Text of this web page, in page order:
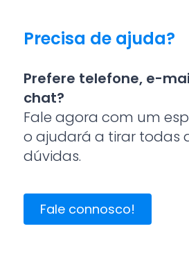
Precisa de ajuda?
Prefere telefone, e-
chat?
Fale agora com um
o ajudará a tirar todas
dúvidas.
Fale connosco!